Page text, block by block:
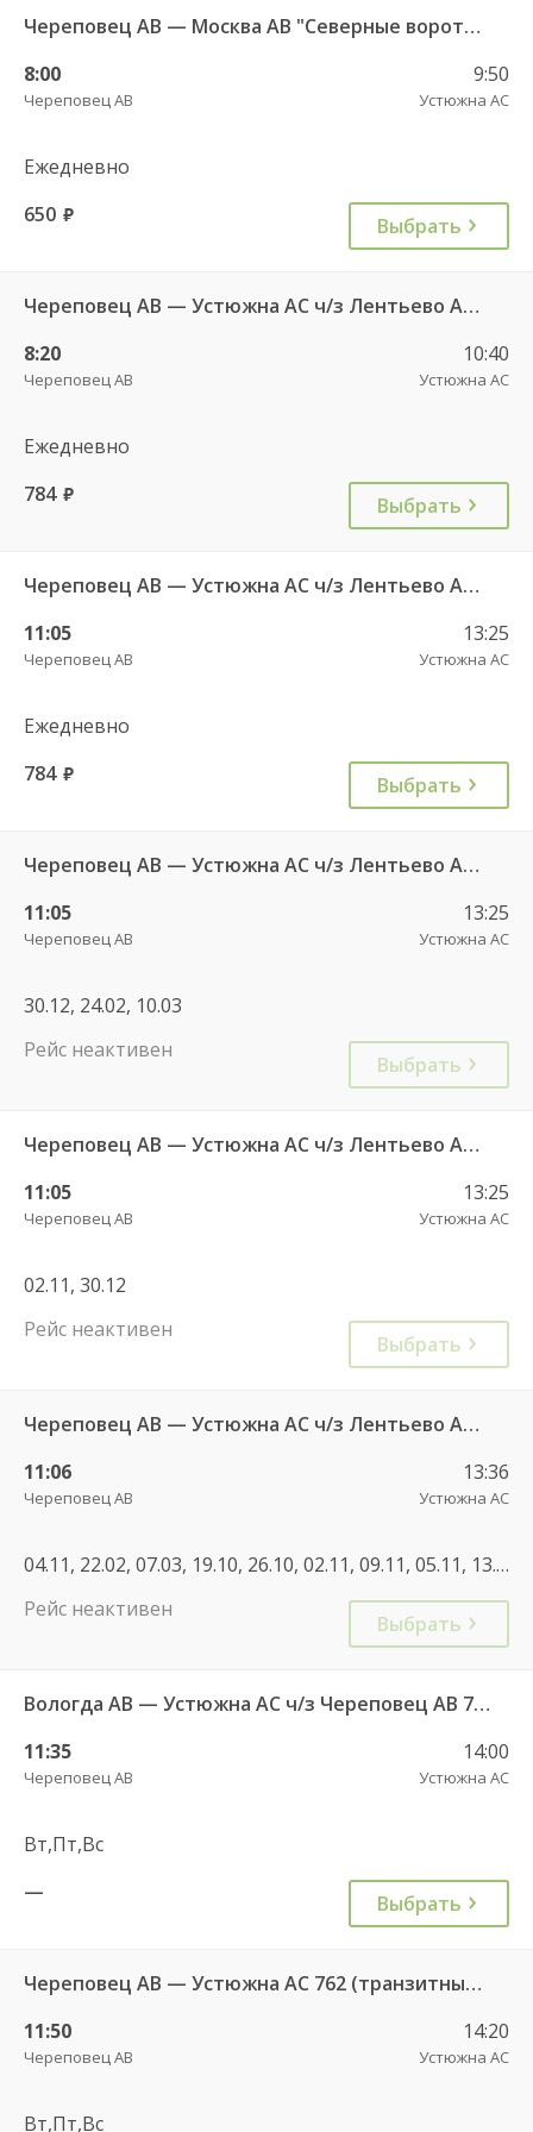
Череповец АВ — Москва АВ "Северные ворота" ч/з Тверь АВ 2263
8:00
Череповец АВ
9:50
Устюжна АС
Ежедневно
650 руб. Выбрать
Череповец АВ — Устюжна АС ч/з Лентьево АС - 750
8:20
Череповец АВ
10:40
Устюжна АС
Ежедневно
784 руб. Выбрать
Череповец АВ — Устюжна АС ч/з Лентьево АС - 750
11:05
Череповец АВ
13:25
Устюжна АС
Ежедневно
784 руб. Выбрать
Череповец АВ — Устюжна АС ч/з Лентьево АС - 750
11:05
Череповец АВ
13:25
Устюжна АС
30.12, 24.02, 10.03
Рейс неактивен
Выбрать
Череповец АВ — Устюжна АС ч/з Лентьево АС 750
11:05
Череповец АВ
13:25
Устюжна АС
02.11, 30.12
Рейс неактивен
Выбрать
Череповец АВ — Устюжна АС ч/з Лентьево АС 750
11:06
Череповец АВ
13:36
Устюжна АС
04.11, 22.02, 07.03, 19.10, 26.10, 02.11, 09.11, 05.11, 13.09, 20.09, 27.09
Рейс неактивен
Выбрать
Вологда АВ — Устюжна АС ч/з Череповец АВ 762
11:35
Череповец АВ
14:00
Устюжна АС
Вт,Пт,Вс
—
Выбрать
Череповец АВ — Устюжна АС 762 (транзитный из Вологды)
11:50
Череповец АВ
14:20
Устюжна АС
Вт,Пт,Вс